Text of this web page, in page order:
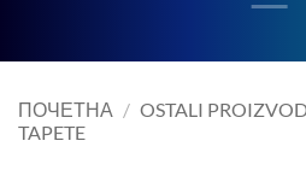
ПОЧЕТНА / OSTALI
TAPETE